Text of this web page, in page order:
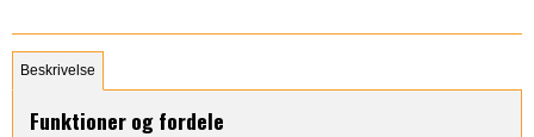
Beskrivelse
Funktioner og fordele